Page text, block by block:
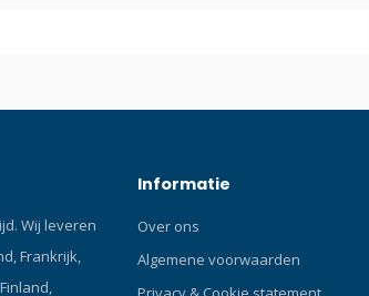
bijvoorbeeld zelf de
uitschakelen heb je de keuze
eigenschappen van de Suunto
3D kompas en mogelijkheid tot
wat Suunto zelf over de Vyper
'het kan alles aan, net als jij'. Je
Wij leveren
Frankrijk,
Informatie
Over ons
Algemene voorwaarden